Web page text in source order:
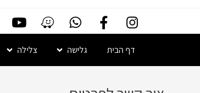
דף הבית גלישה צלילה